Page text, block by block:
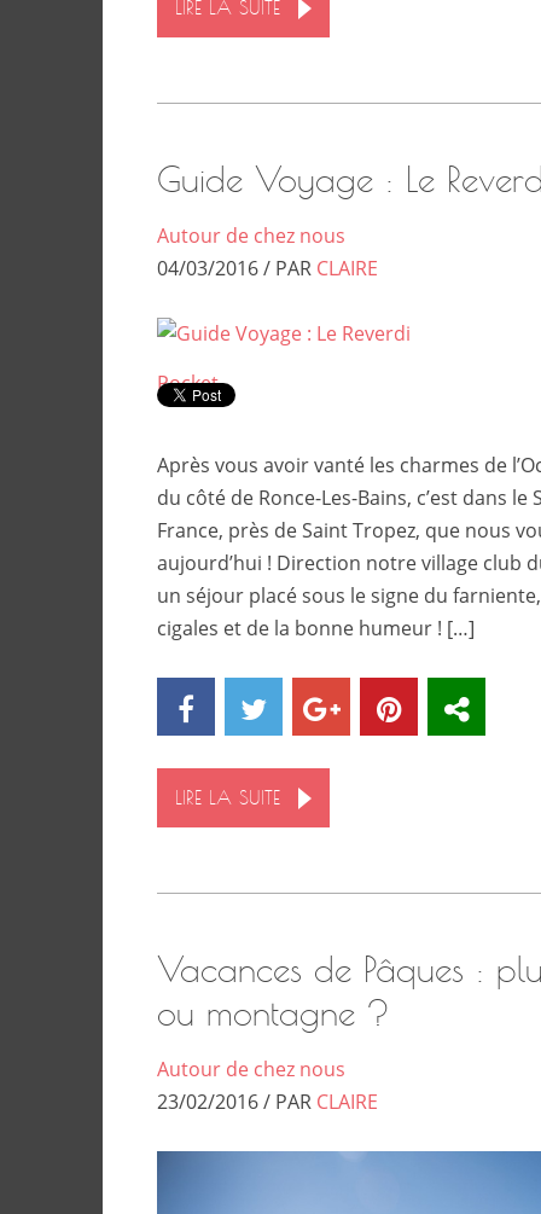
LIRE LA SUITE
Guide Voyage : Le
Autour de chez nous
04/03/2016 / PAR CLAIRE
Pocket
Après vous avoir vanté les charmes de
du côté de Ronce-Les-Bains, c’est dans le
France, près de Saint Tropez, que nous
aujourd’hui ! Direction notre village club
un séjour placé sous le signe du
cigales et de la bonne humeur ! […]
LIRE LA SUITE
Vacances de Pâques :
ou montagne ?
Autour de chez nous
23/02/2016 / PAR CLAIRE